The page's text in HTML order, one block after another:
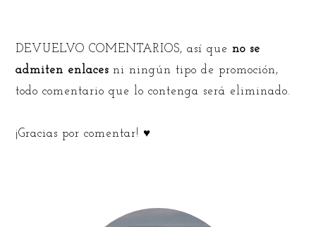
DEVUELVO COMENTARIOS, así queno se
admiten enlaces ni ningún tipo de promoción,
todo comentario que lo contenga será eliminado.
¡Gracias por comentar! ♥